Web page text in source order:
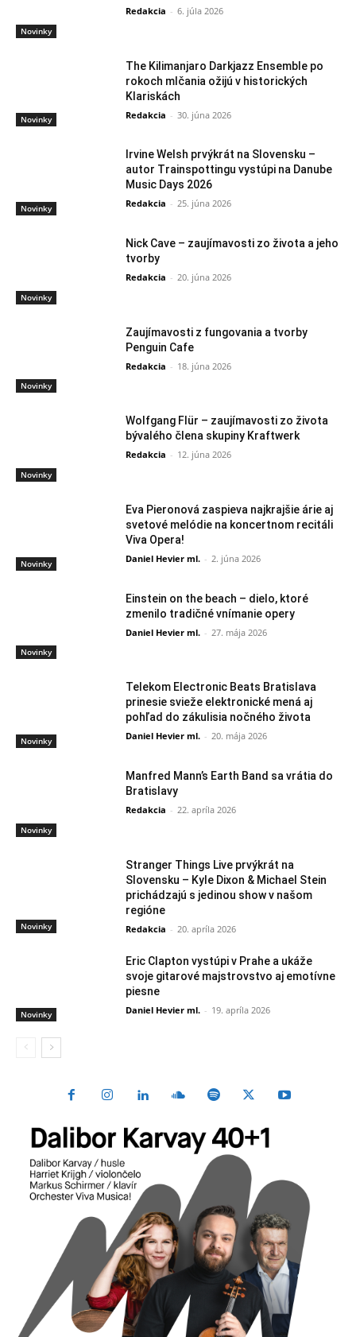
Novinky
Redakcia - 6. júla 2026
Novinky
The Kilimanjaro Darkjazz Ensemble po
rokoch mlčania ožijú v historických
Klariskách
Redakcia - 30. júna 2026
Novinky
Irvine Welsh prvýkrát na Slovensku –
autor Trainspottingu vystúpi na Danube
Music Days 2026
Redakcia - 25. júna 2026
Novinky
Nick Cave – zaujímavosti zo života a jeho
tvorby
Redakcia - 20. júna 2026
Novinky
Zaujímavosti z fungovania a tvorby
Penguin Cafe
Redakcia - 18. júna 2026
Novinky
Wolfgang Flür – zaujímavosti zo života
bývalého člena skupiny Kraftwerk
Redakcia - 12. júna 2026
Novinky
Eva Pieronová zaspieva najkrajšie árie aj
svetové melódie na koncertnom recitáli
Viva Opera!
Daniel Hevier ml. - 2. júna 2026
Novinky
Einstein on the beach – dielo, ktoré
zmenilo tradičné vnímanie opery
Daniel Hevier ml. - 27. mája 2026
Novinky
Telekom Electronic Beats Bratislava
prinesie svieže elektronické mená aj
pohľad do zákulisia nočného života
Daniel Hevier ml. - 20. mája 2026
Novinky
Manfred Mann’s Earth Band sa vrátia do
Bratislavy
Redakcia - 22. apríla 2026
Novinky
Stranger Things Live prvýkrát na
Slovensku – Kyle Dixon & Michael Stein
prichádzajú s jedinou show v našom
regióne
Redakcia - 20. apríla 2026
Novinky
Eric Clapton vystúpi v Prahe a ukáže
svoje gitarové majstrovstvo aj emotívne
piesne
Daniel Hevier ml. - 19. apríla 2026